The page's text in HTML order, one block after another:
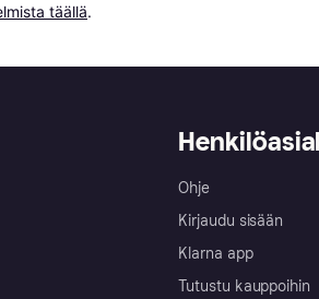
täällä.
Ohje
Kirjaudu sisään
Klarna app
Tutustu kauppoihin